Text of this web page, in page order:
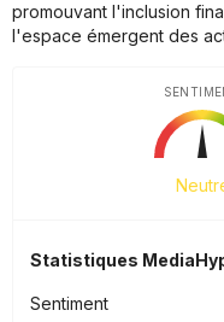
promouvant l'inclusion
l'espace émergent des
Statistiques
Sentiment